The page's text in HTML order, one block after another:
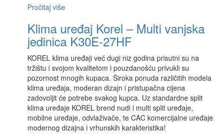
Pročitaj više
Klima uređaj Korel – Multi vanjska
jedinica K30E-27HF
KOREL klima uređaji već dugi niz godina prisutni su na
tržištu i svojom kvalitetom i pouzdanošću privukli su
pozornost mnogih kupaca. Široka ponuda različitih modela
klima uređaja, moderan dizajn i pristupačna cijena
zadovoljit će potrebe svakog kupca. Uz standardne split
klima uređaje KOREL brend nudi i multi split uređaje,
mobilne uređaje, odvlaživače, te CAC komercijalne uređaje
modernog dizajna i vrhunskih karakteristika!